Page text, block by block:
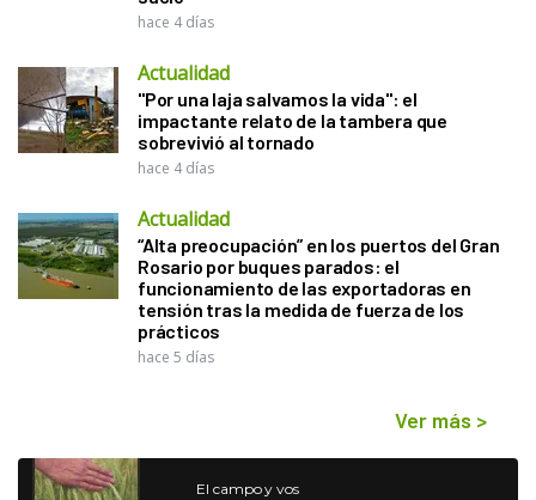
hace 4 días
Actualidad
"Por una laja salvamos la vida": el
impactante relato de la tambera que
sobrevivió al tornado
hace 4 días
Actualidad
“Alta preocupación” en los puertos del Gran
Rosario por buques parados: el
funcionamiento de las exportadoras en
tensión tras la medida de fuerza de los
prácticos
hace 5 días
Ver más >
El campo y vos